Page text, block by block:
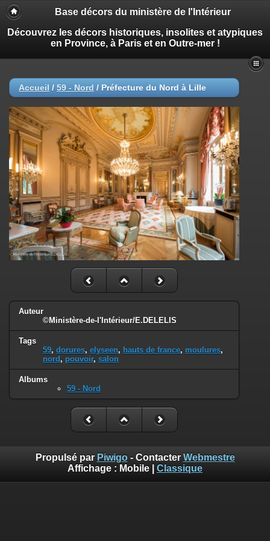
Base décors du ministère de l'Intérieur
Découvrez les décors historiques, insolites et atypiques
en Province, à Paris et en Outre-mer !
Accueil / 59 - Nord / Préfecture du Nord à Lille
Auteur
©Ministère-de-l'Intérieur/E.DELELIS
Tags
59, dorures, elyseen, hauts de france, moulures,
nord , pouvoir, salon
Albums
59 - Nord
Propulsé par Piwigo- Contacter Webmestre
Affichage : Mobile Classique